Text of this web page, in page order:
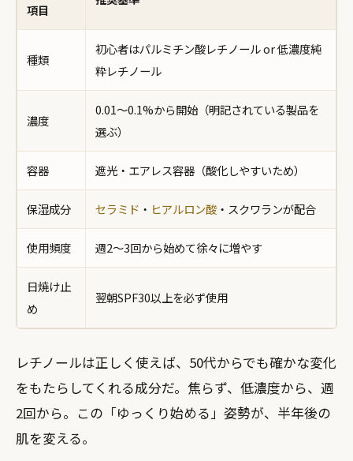
項目
種類
初心者はパルミチン酸レチノール or 低濃度純
粋レチノール
濃度
0.01〜0.1%から開始（明記されている製品を
選ぶ）
容器 遮光・エアレス容器（酸化しやすいため）
保湿成分 セラミド ・ ヒアルロン酸 ・スクワランが配合
使用頻度 週2〜3回から始めて徐々に増やす
日焼け止
め
翌朝SPF30以上を必ず使用
レチノールは正しく使えば、50代からでも確かな変化
をもたらしてくれる成分だ。焦らず、低濃度から、週
2回から。この「ゆっくり始める」姿勢が、半年後の
肌を変える。